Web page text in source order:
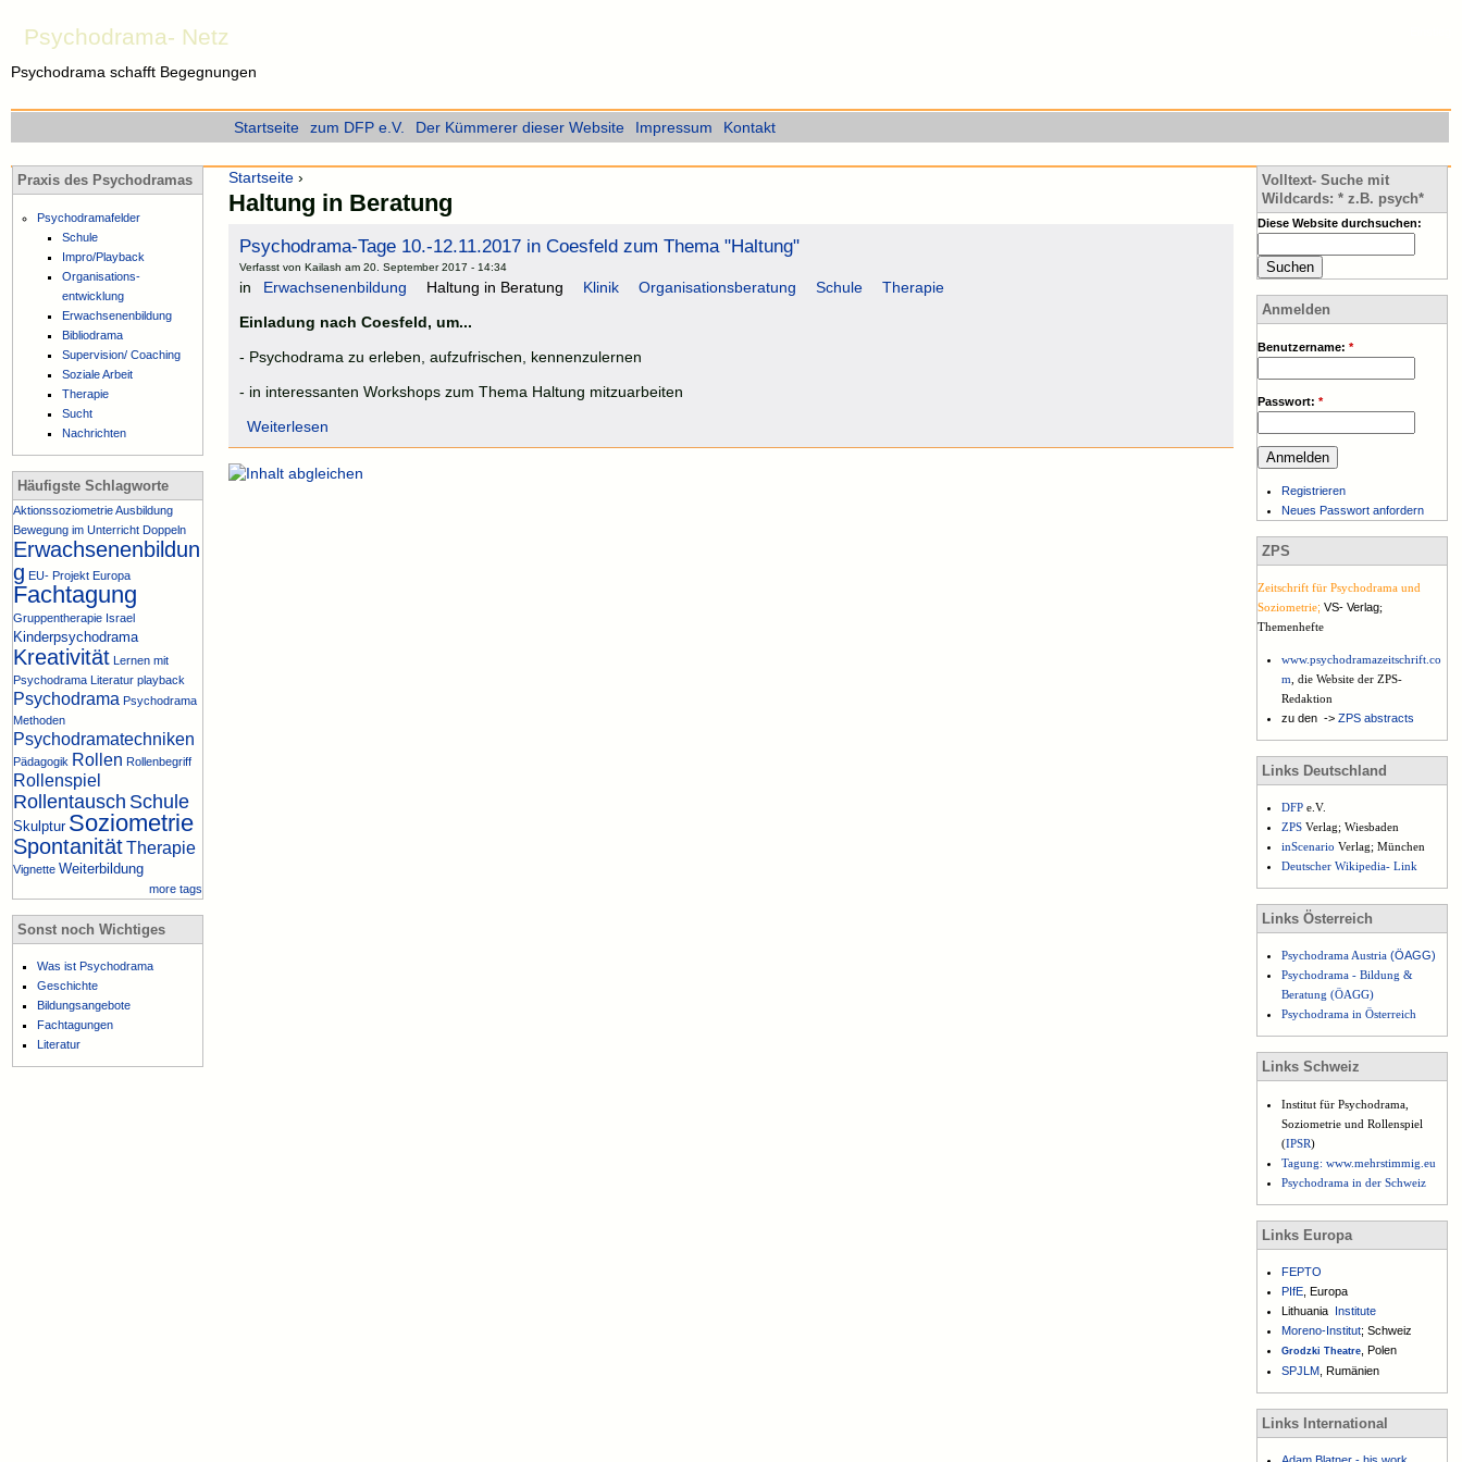
Psychodrama- Netz
Psychodrama schafft Begegnungen
Startseite ›
Haltung in Beratung
Psychodrama-Tage 10.-12.11.2017 in Coesfeld zum Thema "Haltung"
Verfasst von Kailash am 20. September 2017 - 14:34
in Erwachsenenbildung Haltung in Beratung Klinik Organisationsberatung Schule
Therapie
Einladung nach Coesfeld, um...
- Psychodrama zu erleben, aufzufrischen, kennenzulernen
- in interessanten Workshops zum Thema Haltung mitzuarbeiten
Weiterlesen
Startseite zum DFP e.V. Der Kümmerer dieser Website Impressum Kontakt
Praxis des Psychodramas
Psychodramafelder
Schule
Impro/Playback
Organisations-
entwicklung
Erwachsenenbildung
Bibliodrama
Supervision/ Coaching
Soziale Arbeit
Therapie
Sucht
Nachrichten
Häufigste Schlagworte
AktionssoziometrieAusbildung
Bewegung im Unterricht Doppeln
Erwachsenenbildun
g EU- Projekt Europa
Fachtagung
Gruppentherapie Israel
Kinderpsychodrama
Kreativität Lernen mit
Psychodrama Literatur playback
Psychodrama Psychodrama
Methoden
Psychodramatechniken
Pädagogik Rollen Rollenbegriff
Rollenspiel
Rollentausch Schule
Skulptur Soziometrie
SpontanitätTherapie
Vignette Weiterbildung
more tags
Sonst noch Wichtiges
Was ist Psychodrama
Geschichte
Bildungsangebote
Fachtagungen
Literatur
Volltext- Suche mit
Wildcards: * z.B. psych*
Diese Website durchsuchen:
Anmelden
Benutzername: *
Passwort: *
Registrieren
Neues Passwort anfordern
ZPS
Zeitschrift für Psychodrama und
Soziometrie; VS- Verlag;
Themenhefte
www.psychodramazeitschrift.co
m , die Website der ZPS-
Redaktion
zu den ->ZPS abstracts
Links Deutschland
DFP e.V.
ZPS Verlag; Wiesbaden
inScenarioVerlag; München
Deutscher Wikipedia- Link
Links Österreich
Psychodrama Austria (ÖAGG)
Psychodrama - Bildung &
Beratung (ÖAGG)
Psychodrama in Österreich
Links Schweiz
Institut für Psychodrama,
Soziometrie und Rollenspiel
(IPSR)
Tagung: www.mehrstimmig.eu
Psychodrama in der Schweiz
Links Europa
FEPTO
PIfE , Europa
Lithuania Institute
Moreno-Institut; Schweiz
Grodzki Theatre , Polen
SPJLM , Rumänien
Links International